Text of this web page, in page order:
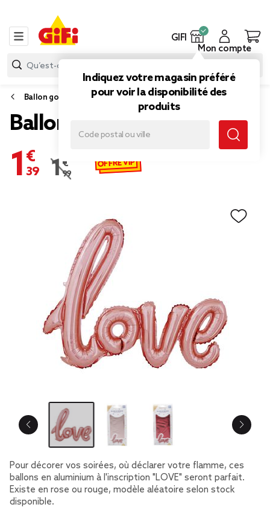
GIFI
Indiquez votre magasin préféré
pour voir la disponibilité des
produits
Mon compte
Ballon gonflable
Ballon LOVE en aluminium
1,39 €
Prix remisé de 1,99 € à 1,39 €
1,99 € OFFRE VIP
Pour décorer vos soirées, où déclarer votre flamme, ces
ballons en aluminium à l'inscription "LOVE" seront parfait.
Existe en rose ou rouge, modèle aléatoire selon stock
disponible.